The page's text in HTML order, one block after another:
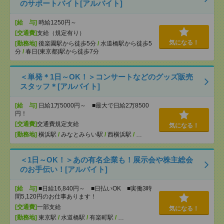
のサポートバイト[アルバイト]
[給 与] 時給1250円～
[交通費]支給（規定有り）
[勤務地] 後楽園駅から徒歩5分 / 水道橋駅から徒歩5
分 / 春日(東京都)駅から徒歩7分
気になる！
＜単発＊1日～OK！＞コンサートなどのグッズ販売
スタッフ＊[アルバイト]
[給 与] 日給1万5000円～ ■最大で日給2万8500
円！
[交通費]交通費規定支給
[勤務地] 横浜駅 / みなとみらい駅 / 西横浜駅 / …
気になる！
＜1日～OK！＞あの有名企業も！展示会や株主総会
のお手伝い！[アルバイト]
[給 与] ■日給16,840円～ ■日払いOK ■実働3時
間5,120円のお仕事あります！
[交通費]一部支給
[勤務地] 東京駅 / 水道橋駅 / 有楽町駅 / …
気になる！